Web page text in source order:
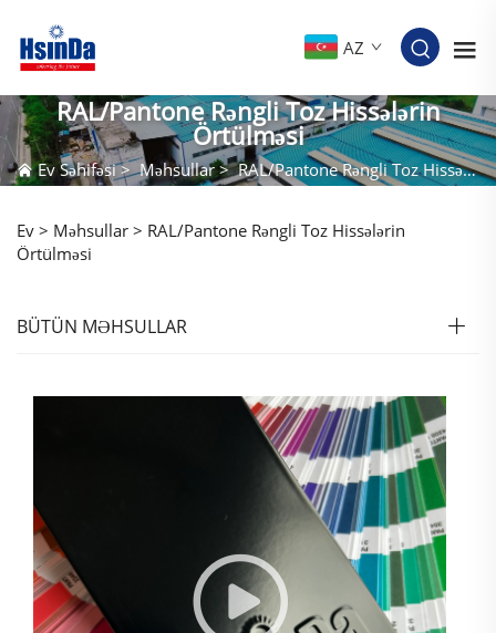
AZ
RAL/Pantone Rəngli Toz Hissələrin
Örtülməsi
Ev Səhifəsi>Məhsullar>RAL/Pantone Rəngli Toz Hissələrin Örtülməsi
Ev > Məhsullar > RAL/Pantone Rəngli Toz Hissələrin
Örtülməsi
BÜTÜN MƏHSULLAR